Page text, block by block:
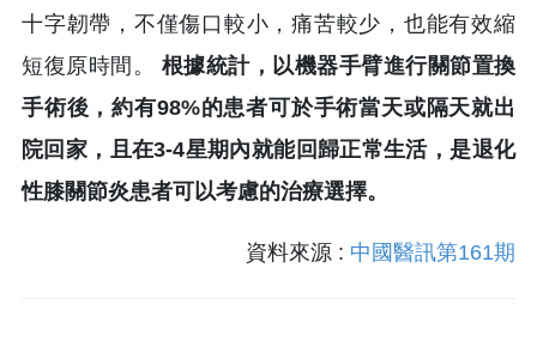
十字韌帶，不僅傷口較小，痛苦較少，也能有效縮
短復原時間。 根據統計，以機器手臂進行關節置換
手術後，約有98%的患者可於手術當天或隔天就出
院回家，且在3-4星期內就能回歸正常生活，是退化
性膝關節炎患者可以考慮的治療選擇。
資料來源 : 中國醫訊第161期